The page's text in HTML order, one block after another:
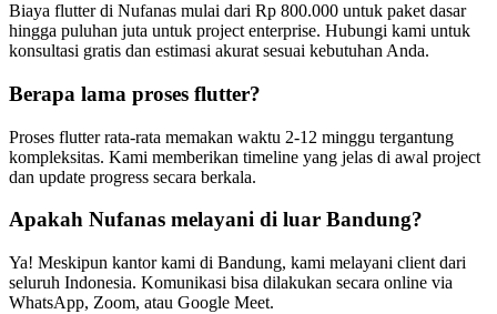
Biaya flutter di Nufanas mulai dari Rp 800.000 untuk paket dasar
hingga puluhan juta untuk project enterprise. Hubungi kami untuk
konsultasi gratis dan estimasi akurat sesuai kebutuhan Anda.
Berapa lama proses flutter?
Proses flutter rata-rata memakan waktu 2-12 minggu tergantung
kompleksitas. Kami memberikan timeline yang jelas di awal project
dan update progress secara berkala.
Apakah Nufanas melayani di luar Bandung?
Ya! Meskipun kantor kami di Bandung, kami melayani client dari
seluruh Indonesia. Komunikasi bisa dilakukan secara online via
WhatsApp, Zoom, atau Google Meet.